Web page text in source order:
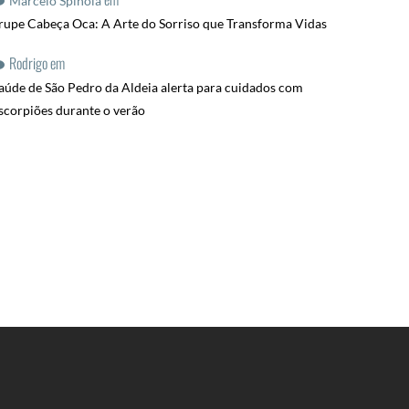
Cabeça Oca: A Arte do Sorriso que Transforma Vidas
Rodrigoem
de São Pedro da Aldeia alerta para cuidados com
durante o verão